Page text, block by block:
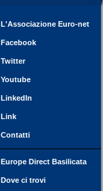
L'Associazione Euro-net
Facebook
Twitter
Youtube
LinkedIn
Link
Contatti
Europe Direct Basilicata
Dove ci trovi